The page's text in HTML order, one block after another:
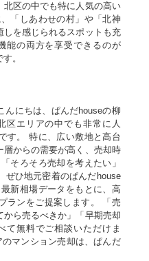
区の中でも特に人気の高い
「しあわせの村」や「北神
しを感じられるスポットも充
能の両方を享受できるのが
。
んにちは、ぱんだhouseの柳
区エリアの中でも非常に人
す。 特に、広い敷地と高台
からの需要が高く、売却時
そろそろ売却を考えたい」
ぜひ地元密着のぱんだhouse
新相場データをもとに、高
ランをご提案します。 「売
から売るべきか」「早期売却
て無料でご相談いただけま
マンション売却は、ぱんだ